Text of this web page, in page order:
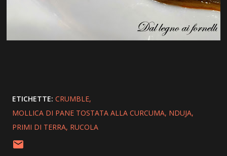
ETICHETTE: CRUMBLE
MOLLICA DI PANE TOSTATA ALLA CURCUMA NDUJA
PRIMI DI TERRA RUCOLA